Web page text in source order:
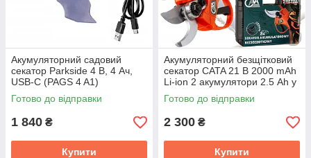
Акумуляторний садовий
секатор Parkside 4 В, 4 Ач,
USB-C (PAGS 4 A1)
Готово до відправки
1 840 ₴
Купити
Акумуляторний безщітковий
секатор CATA 21 В 2000 mAh
Li-ion 2 акумулятори 2.5 Ah у
комплекті + кейс (M83007)
Готово до відправки
2 300 ₴
Купити